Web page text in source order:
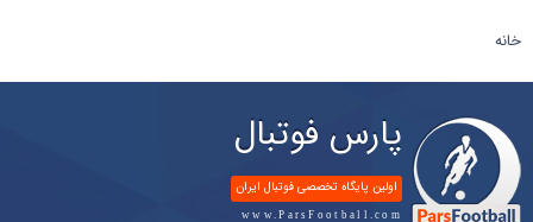
خانه
پارس فوتبال
اولین پایگاه تخصصی فوتبال ایران
www.ParsFootball.com